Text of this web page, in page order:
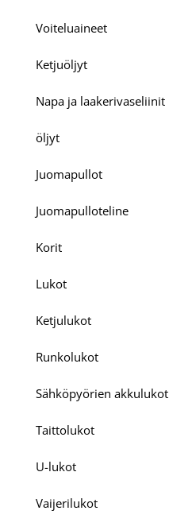
Voiteluaineet
Ketjuöljyt
Napa ja laakerivaseliinit
öljyt
Juomapullot
Juomapulloteline
Korit
Lukot
Ketjulukot
Runkolukot
Sähköpyörien akkulukot
Taittolukot
U-lukot
Vaijerilukot